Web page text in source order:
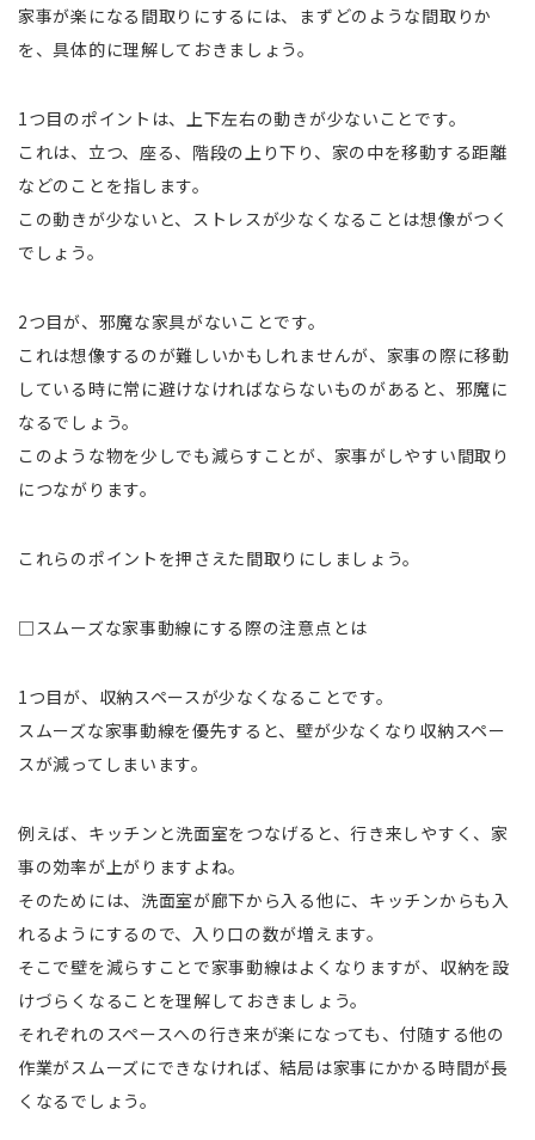
家事が楽になる間取りにするには、まずどのような間取りか
を、具体的に理解しておきましょう。
1つ目のポイントは、上下左右の動きが少ないことです。
これは、立つ、座る、階段の上り下り、家の中を移動する距離
などのことを指します。
この動きが少ないと、ストレスが少なくなることは想像がつく
でしょう。
2つ目が、邪魔な家具がないことです。
これは想像するのが難しいかもしれませんが、家事の際に移動
している時に常に避けなければならないものがあると、邪魔に
なるでしょう。
このような物を少しでも減らすことが、家事がしやすい間取り
につながります。
これらのポイントを押さえた間取りにしましょう。
□スムーズな家事動線にする際の注意点とは
1つ目が、収納スペースが少なくなることです。
スムーズな家事動線を優先すると、壁が少なくなり収納スペー
スが減ってしまいます。
例えば、キッチンと洗面室をつなげると、行き来しやすく、家
事の効率が上がりますよね。
そのためには、洗面室が廊下から入る他に、キッチンからも入
れるようにするので、入り口の数が増えます。
そこで壁を減らすことで家事動線はよくなりますが、収納を設
けづらくなることを理解しておきましょう。
それぞれのスペースへの行き来が楽になっても、付随する他の
作業がスムーズにできなければ、結局は家事にかかる時間が長
くなるでしょう。